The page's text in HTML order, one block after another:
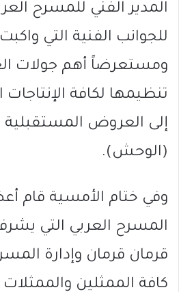
المدير الفني للمسرح
للجوانب الفنية التي
ومستعرضاً أهم جولات
تنظيمها لكافة
إلى العروض المستقبلية
(الوحش).
وفي ختام الأمسية قام
المسرح العربي التي
قرمان قرمان وإدارة
كافة الممثلين